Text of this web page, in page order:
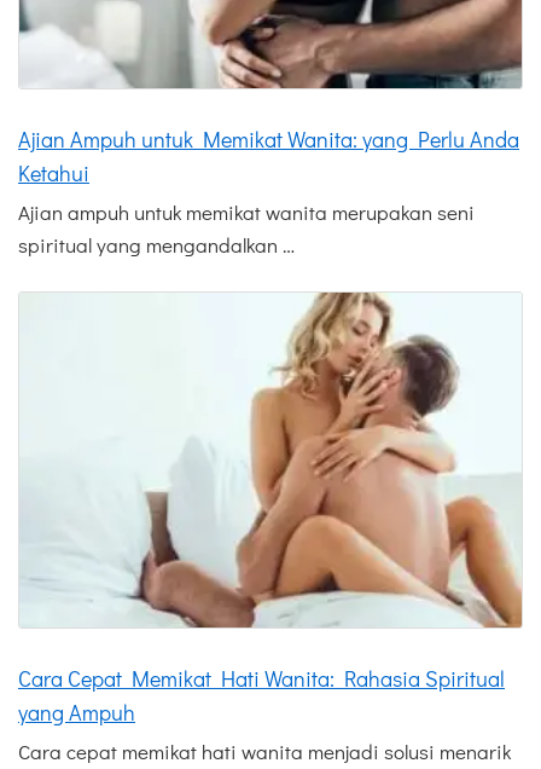
Ajian Ampuh untuk Memikat Wanita: yang Perlu Anda
Ketahui
Ajian ampuh untuk memikat wanita merupakan seni
spiritual yang mengandalkan …
Cara Cepat Memikat Hati Wanita: Rahasia Spiritual
yang Ampuh
Cara cepat memikat hati wanita menjadi solusi menarik